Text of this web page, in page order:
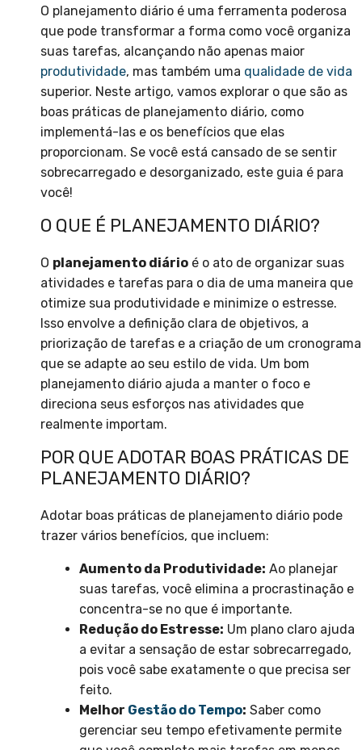
O planejamento diário é uma ferramenta poderosa
que pode transformar a forma como você organiza
suas tarefas, alcançando não apenas maior
produtividade, mas também uma qualidade de vida
superior. Neste artigo, vamos explorar o que são as
boas práticas de planejamento diário, como
implementá-las e os benefícios que elas
proporcionam. Se você está cansado de se sentir
sobrecarregado e desorganizado, este guia é para
você!
O QUE É PLANEJAMENTO DIÁRIO?
O planejamento diário é o ato de organizar suas
atividades e tarefas para o dia de uma maneira que
otimize sua produtividade e minimize o estresse.
Isso envolve a definição clara de objetivos, a
priorização de tarefas e a criação de um cronograma
que se adapte ao seu estilo de vida. Um bom
planejamento diário ajuda a manter o foco e
direciona seus esforços nas atividades que
realmente importam.
POR QUE ADOTAR BOAS PRÁTICAS DE
PLANEJAMENTO DIÁRIO?
Adotar boas práticas de planejamento diário pode
trazer vários benefícios, que incluem:
Aumento da Produtividade: Ao planejar
suas tarefas, você elimina a procrastinação e
concentra-se no que é importante.
Redução do Estresse: Um plano claro ajuda
a evitar a sensação de estar sobrecarregado,
pois você sabe exatamente o que precisa ser
feito.
Melhor Gestão do Tempo: Saber como
gerenciar seu tempo efetivamente permite